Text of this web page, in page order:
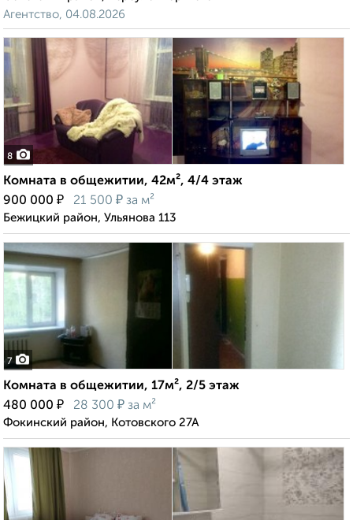
Агентство, 04.08.2026
8
Комната в общежитии, 42м², 4/4 этаж
900 000 ₽ 21 500 ₽ за м²
Бежицкий район, Ульянова 113
7
Комната в общежитии, 17м², 2/5 этаж
480 000 ₽ 28 300 ₽ за м²
Фокинский район, Котовского 27А